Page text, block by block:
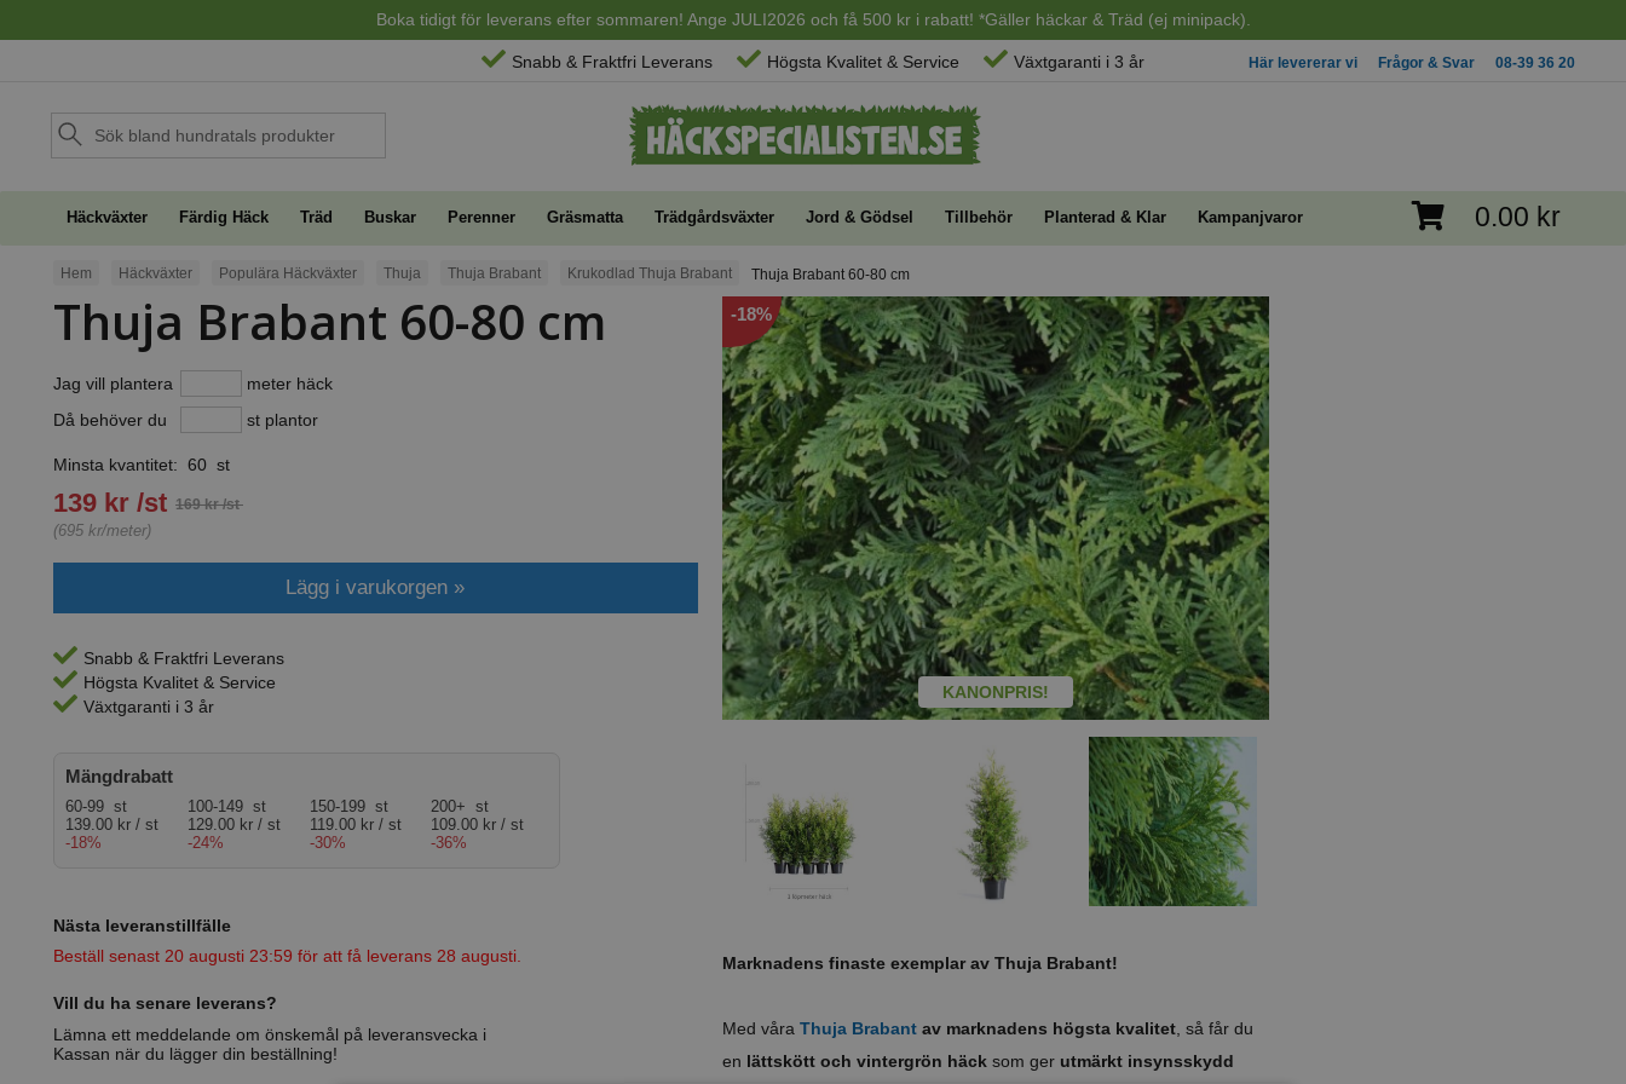
Boka tidigt för leverans efter sommaren! Ange JULI2026 och få 500 kr i rabatt! *Gäller häckar & Träd (ej minipack).
Snabb & Fraktfri Leverans Högsta Kvalitet & Service Växtgaranti i 3 år Här levererar vi Frågor & Svar 08-39 36 20
Häckväxter Färdig Häck Träd Buskar Perenner Gräsmatta Trädgårdsväxter Jord & Gödsel Tillbehör Planterad & Klar Kampanjvaror 0.00 kr
Hem Häckväxter Populära Häckväxter Thuja Thuja Brabant Krukodlad Thuja Brabant Thuja Brabant 60-80 cm
Thuja Brabant 60-80 cm
Jag vill plantera
meter häck
Då behöver du
st plantor
Minsta kvantitet: 60 st
169 kr /st
139 kr /st
(695 kr/meter)
Snabb & Fraktfri Leverans
Högsta Kvalitet & Service
Växtgaranti i 3 år
Mängdrabatt
60-99 st
139.00 kr / st
-18%
100-149 st
129.00 kr / st
-24%
150-199 st
119.00 kr / st
-30%
200+ st
109.00 kr / st
-36%
Nästa leveranstillfälle
Beställ senast 20 augusti 23:59 för att få leverans 28 augusti.
Vill du ha senare leverans?
Lämna ett meddelande om önskemål på leveransvecka i
Kassan när du lägger din beställning!
-18%
större bild
KANONPRIS!
Marknadens finaste exemplar av Thuja Brabant!
Med våra Thuja Brabantav marknadens högsta kvalitet, så får du
en lättskött och vintergrön häck som ger utmärkt insynsskydd